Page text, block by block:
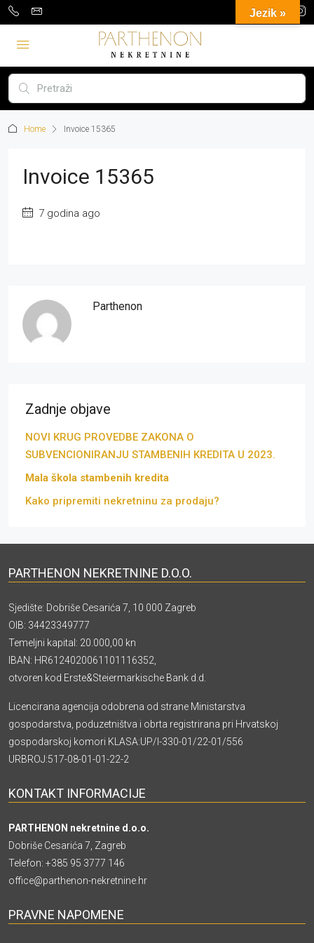
Home Invoice 15365
Invoice 15365
7 godina ago
Parthenon
Zadnje objave
NOVI KRUG PROVEDBE ZAKONA O
SUBVENCIONIRANJU STAMBENIH KREDITA U 2023.
Mala škola stambenih kredita
Kako pripremiti nekretninu za prodaju?
PARTHENON NEKRETNINE D.O.O.
Sjedište: Dobriše Cesarića 7, 10 000 Zagreb
OIB: 34423349777
Temeljni kapital: 20.000,00 kn
IBAN: HR6124020061101116352,
otvoren kod Erste&Steiermarkische Bank d.d.
Licencirana agencija odobrena od strane Ministarstva
gospodarstva, poduzetništva i obrta registrirana pri Hrvatskoj
gospodarskoj komori KLASA:UP/I-330-01/22-01/556
URBROJ:517-08-01-01-22-2
KONTAKT INFORMACIJE
PARTHENON nekretnine d.o.o.
Dobriše Cesarića 7, Zagreb
Telefon: +385 95 3777 146
office@parthenon-nekretnine.hr
PRAVNE NAPOMENE
Jezik »